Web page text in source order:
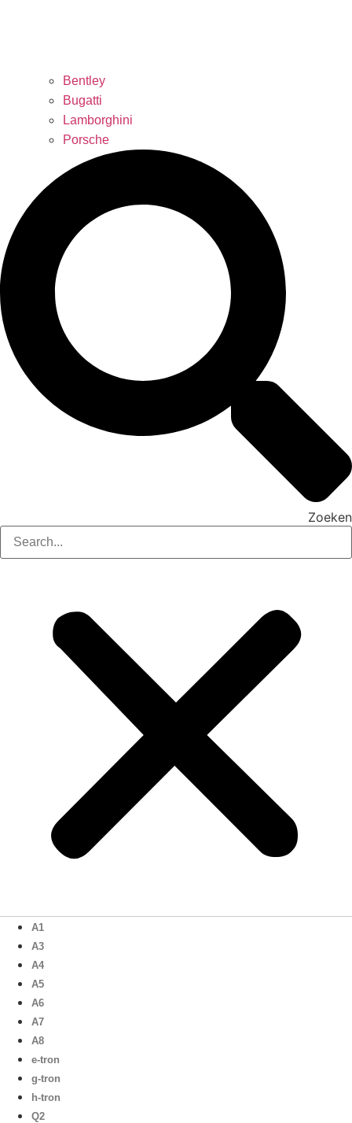
Bentley
Bugatti
Lamborghini
Porsche
Zoeken
A1
A3
A4
A5
A6
A7
A8
e-tron
g-tron
h-tron
Q2